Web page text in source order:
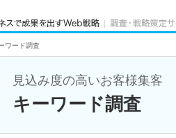
ワード調査
見込み度の高いお客様集客
キーワード調査